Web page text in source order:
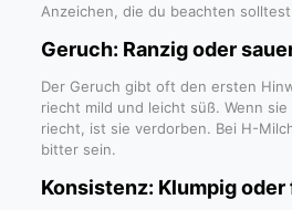
Anzeichen, die du beachten solltest.
Geruch: Ranzig oder
Der Geruch gibt oft den ersten
riecht mild und leicht süß. Wenn
riecht, ist sie verdorben. Bei H-
bitter sein.
Konsistenz: Klumpig